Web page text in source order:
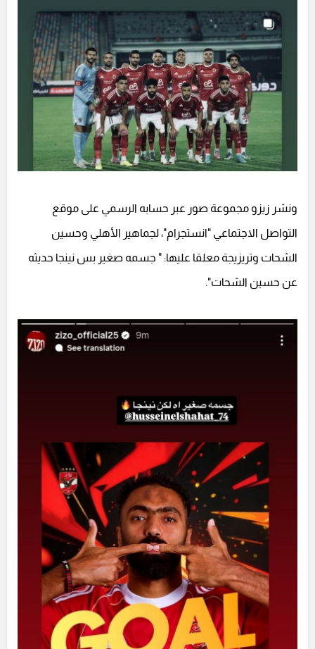
ونشر زيزو مجموعة صور عبر حسابه الرسمي على موقع
التواصل الاجتماعي "انستجرام"، لجماهير الأهلي وحسين
الشحات وتريزيجة معلقا عليها: " جسمه صغير بس نينجا حديثه
عن حسين الشحات".